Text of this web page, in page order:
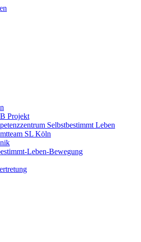
Projekt
Selbstbestimmt Leben
SL Köln
Leben-Bewegung